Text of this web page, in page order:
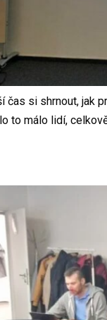
si shrnout, jak
to málo lidí,